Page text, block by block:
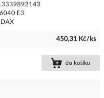
E3
450,31 Kč/ks
do košíku